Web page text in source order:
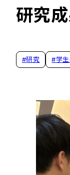
研究
#研究 #学